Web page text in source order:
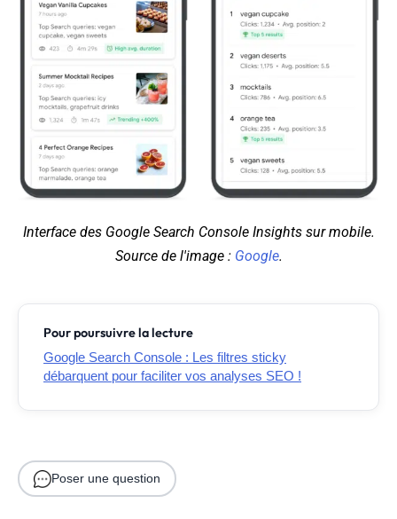
Interface des Google Search Console Insights sur mobile.
Source de l'image : Google.
Pour poursuivre la lecture
Google Search Console : Les filtres sticky
débarquent pour faciliter vos analyses SEO !
Poser une question